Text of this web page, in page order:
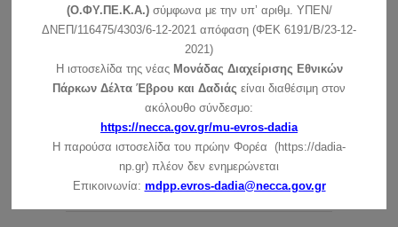
Ανακοίνωση για τις ημέρες των Χριστουγέννων (25 –
26/12/2021)
(Ο.ΦΥ.ΠΕ.Κ.Α.)σύμφωνα με την υπ’ αριθμ. ΥΠΕΝ/
ΔΝΕΠ/116475/4303/6-12-2021 απόφαση (ΦΕΚ 6191/Β/23-12-
2021)
Η ιστοσελίδα της νέας Μονάδας Διαχείρισης Εθνικών
Πάρκων Δέλτα Έβρου και Δαδιάς είναι διαθέσιμη στον
ακόλουθο σύνδεσμο:
https://necca.gov.gr/mu-evros-dadia
Η παρούσα ιστοσελίδα του πρώην Φορέα (https://dadia-
np.gr) πλέον δεν ενημερώνεται
Επικοινωνία: mdpp.evros-dadia@necca.gov.gr